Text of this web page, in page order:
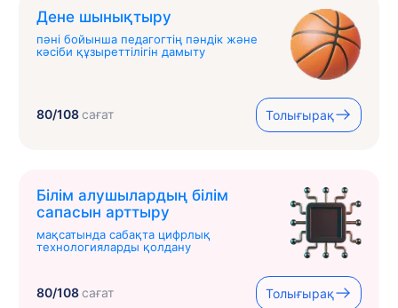
Дене шынықтыру
пәні бойынша педагогтің пәндік және
кәсіби құзыреттілігін дамыту
80/108сағат Толығырақ
Білім алушылардың білім
сапасын арттыру
мақсатында сабақта цифрлық
технологияларды қолдану
80/108сағат Толығырақ